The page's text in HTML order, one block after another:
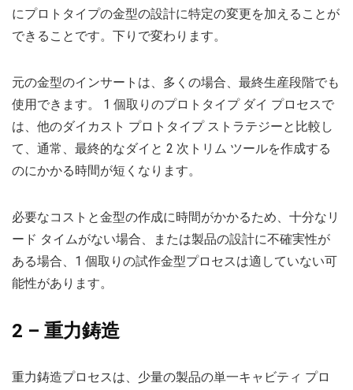
にプロトタイプの金型の設計に特定の変更を加えることが
できることです。下りで変わります。
元の金型のインサートは、多くの場合、最終生産段階でも
使用できます。 1 個取りのプロトタイプ ダイ プロセスで
は、他のダイカスト プロトタイプ ストラテジーと比較し
て、通常、最終的なダイと 2 次トリム ツールを作成する
のにかかる時間が短くなります。
必要なコストと金型の作成に時間がかかるため、十分なリ
ード タイムがない場合、または製品の設計に不確実性が
ある場合、1 個取りの試作金型プロセスは適していない可
能性があります。
2 – 重力鋳造
重力鋳造プロセスは、少量の製品の単一キャビティ プロ